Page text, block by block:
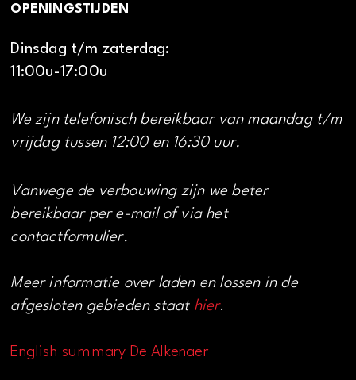
OPENINGSTIJDEN
Dinsdag t/m zaterdag:
11:00u-17:00u
We zijn telefonisch bereikbaar van maandag t/m
vrijdag tussen 12:00 en 16:30 uur.
Vanwege de verbouwing zijn we beter
bereikbaar per e-mail of via het
contactformulier.
Meer informatie over laden en lossen in de
afgesloten gebieden staat hier.
English summary De Alkenaer